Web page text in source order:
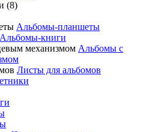
(8)
Альбомы-планшеты
Альбомы-книги
Альбомы с
Листы для альбомов